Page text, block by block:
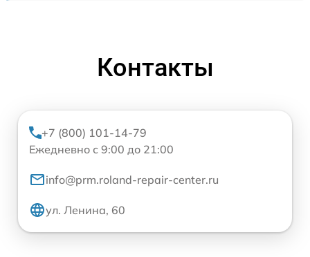
Контакты
+7 (800) 101-14-79
Ежедневно с 9:00 до 21:00
info@prm.roland-repair-center.ru
ул. Ленина, 60